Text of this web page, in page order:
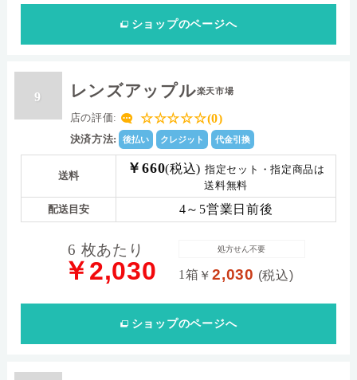
ショップのページへ
9 レンズアップル楽天市場
店の評価: ☆☆☆☆☆(0)
決済方法: 後払い クレジット 代金引換
送料 ￥660(税込) 指定セット・指定商品は
送料無料
配送目安 4～5営業日前後
6 枚あたり
￥2,030 1箱 ￥2,030 (税込)
処方せん不要
ショップのページへ